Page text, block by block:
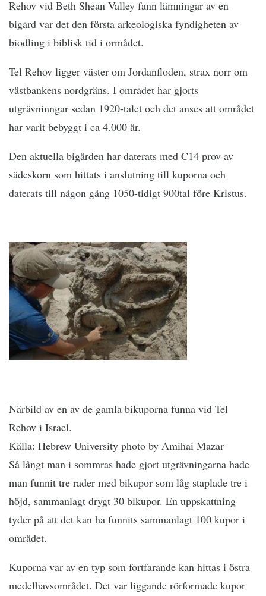
Rehov vid Beth Shean Valley fann lämningar av en
bigård var det den första arkeologiska fyndigheten av
biodling i biblisk tid i ormådet.
Tel Rehov ligger väster om Jordanfloden, strax norr om
västbankens nordgräns. I området har gjorts
utgrävninngar sedan 1920-talet och det anses att området
har varit bebyggt i ca 4.000 år.
Den aktuella bigården har daterats med C14 prov av
sädeskorn som hittats i anslutning till kuporna och
daterats till någon gång 1050-tidigt 900tal före Kristus.
Närbild av en av de gamla bikuporna funna vid Tel
Rehov i Israel.
Källa: Hebrew University photo by Amihai Mazar
Så långt man i sommras hade gjort utgrävningarna hade
man funnit tre rader med bikupor som låg staplade tre i
höjd, sammanlagt drygt 30 bikupor. En uppskattning
tyder på att det kan ha funnits sammanlagt 100 kupor i
området.
Kuporna var av en typ som fortfarande kan hittas i östra
medelhavsområdet. Det var liggande rörformade kupor